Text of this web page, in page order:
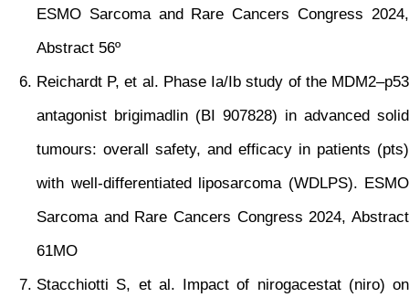
ESMO Sarcoma and Rare Cancers Congress 2024,
Abstract 56º
Reichardt P, et al. Phase Ia/Ib study of the MDM2–p53
antagonist brigimadlin (BI 907828) in advanced solid
tumours: overall safety, and efficacy in patients (pts)
with well-differentiated liposarcoma (WDLPS). ESMO
Sarcoma and Rare Cancers Congress 2024, Abstract
61MO
Stacchiotti S, et al. Impact of nirogacestat (niro) on